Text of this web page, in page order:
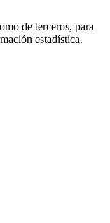
de terceros, para
estadística.